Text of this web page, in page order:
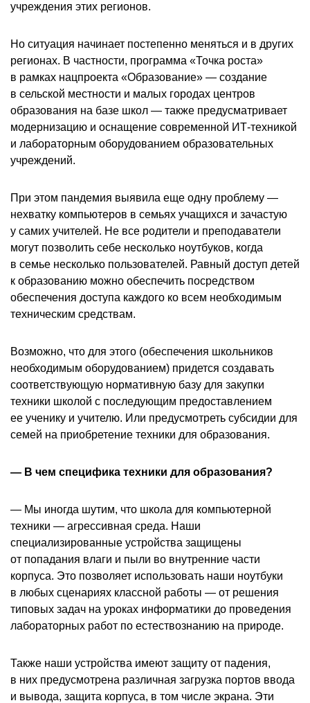
учреждения этих регионов.
Но ситуация начинает постепенно меняться и в других
регионах. В частности, программа «Точка роста»
в рамках нацпроекта «Образование» — создание
в сельской местности и малых городах центров
образования на базе школ — также предусматривает
модернизацию и оснащение современной ИТ-техникой
и лабораторным оборудованием образовательных
учреждений.
При этом пандемия выявила еще одну проблему —
нехватку компьютеров в семьях учащихся и зачастую
у самих учителей. Не все родители и преподаватели
могут позволить себе несколько ноутбуков, когда
в семье несколько пользователей. Равный доступ детей
к образованию можно обеспечить посредством
обеспечения доступа каждого ко всем необходимым
техническим средствам.
Возможно, что для этого (обеспечения школьников
необходимым оборудованием) придется создавать
соответствующую нормативную базу для закупки
техники школой с последующим предоставлением
ее ученику и учителю. Или предусмотреть субсидии для
семей на приобретение техники для образования.
— В чем специфика техники для образования?
— Мы иногда шутим, что школа для компьютерной
техники — агрессивная среда. Наши
специализированные устройства защищены
от попадания влаги и пыли во внутренние части
корпуса. Это позволяет использовать наши ноутбуки
в любых сценариях классной работы — от решения
типовых задач на уроках информатики до проведения
лабораторных работ по естествознанию на природе.
Также наши устройства имеют защиту от падения,
в них предусмотрена различная загрузка портов ввода
и вывода, защита корпуса, в том числе экрана. Эти